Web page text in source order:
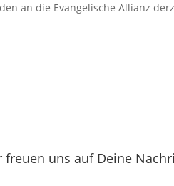
an die Evangelische Allianz
freuen uns auf Deine